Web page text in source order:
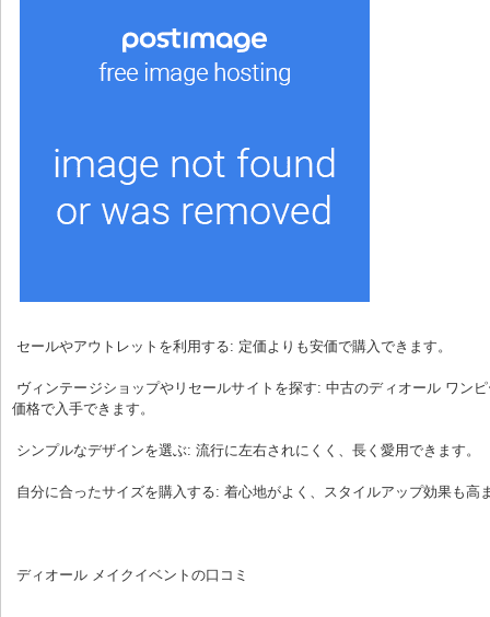
セールやアウトレットを利用する: 定価よりも安価で購入できます。
価格で入手できます。
シンプルなデザインを選ぶ: 流行に左右されにくく、長く愛用できます。
自分に合ったサイズを購入する: 着心地がよく、スタイルアップ効果も高
ディオール メイクイベントの口コミ